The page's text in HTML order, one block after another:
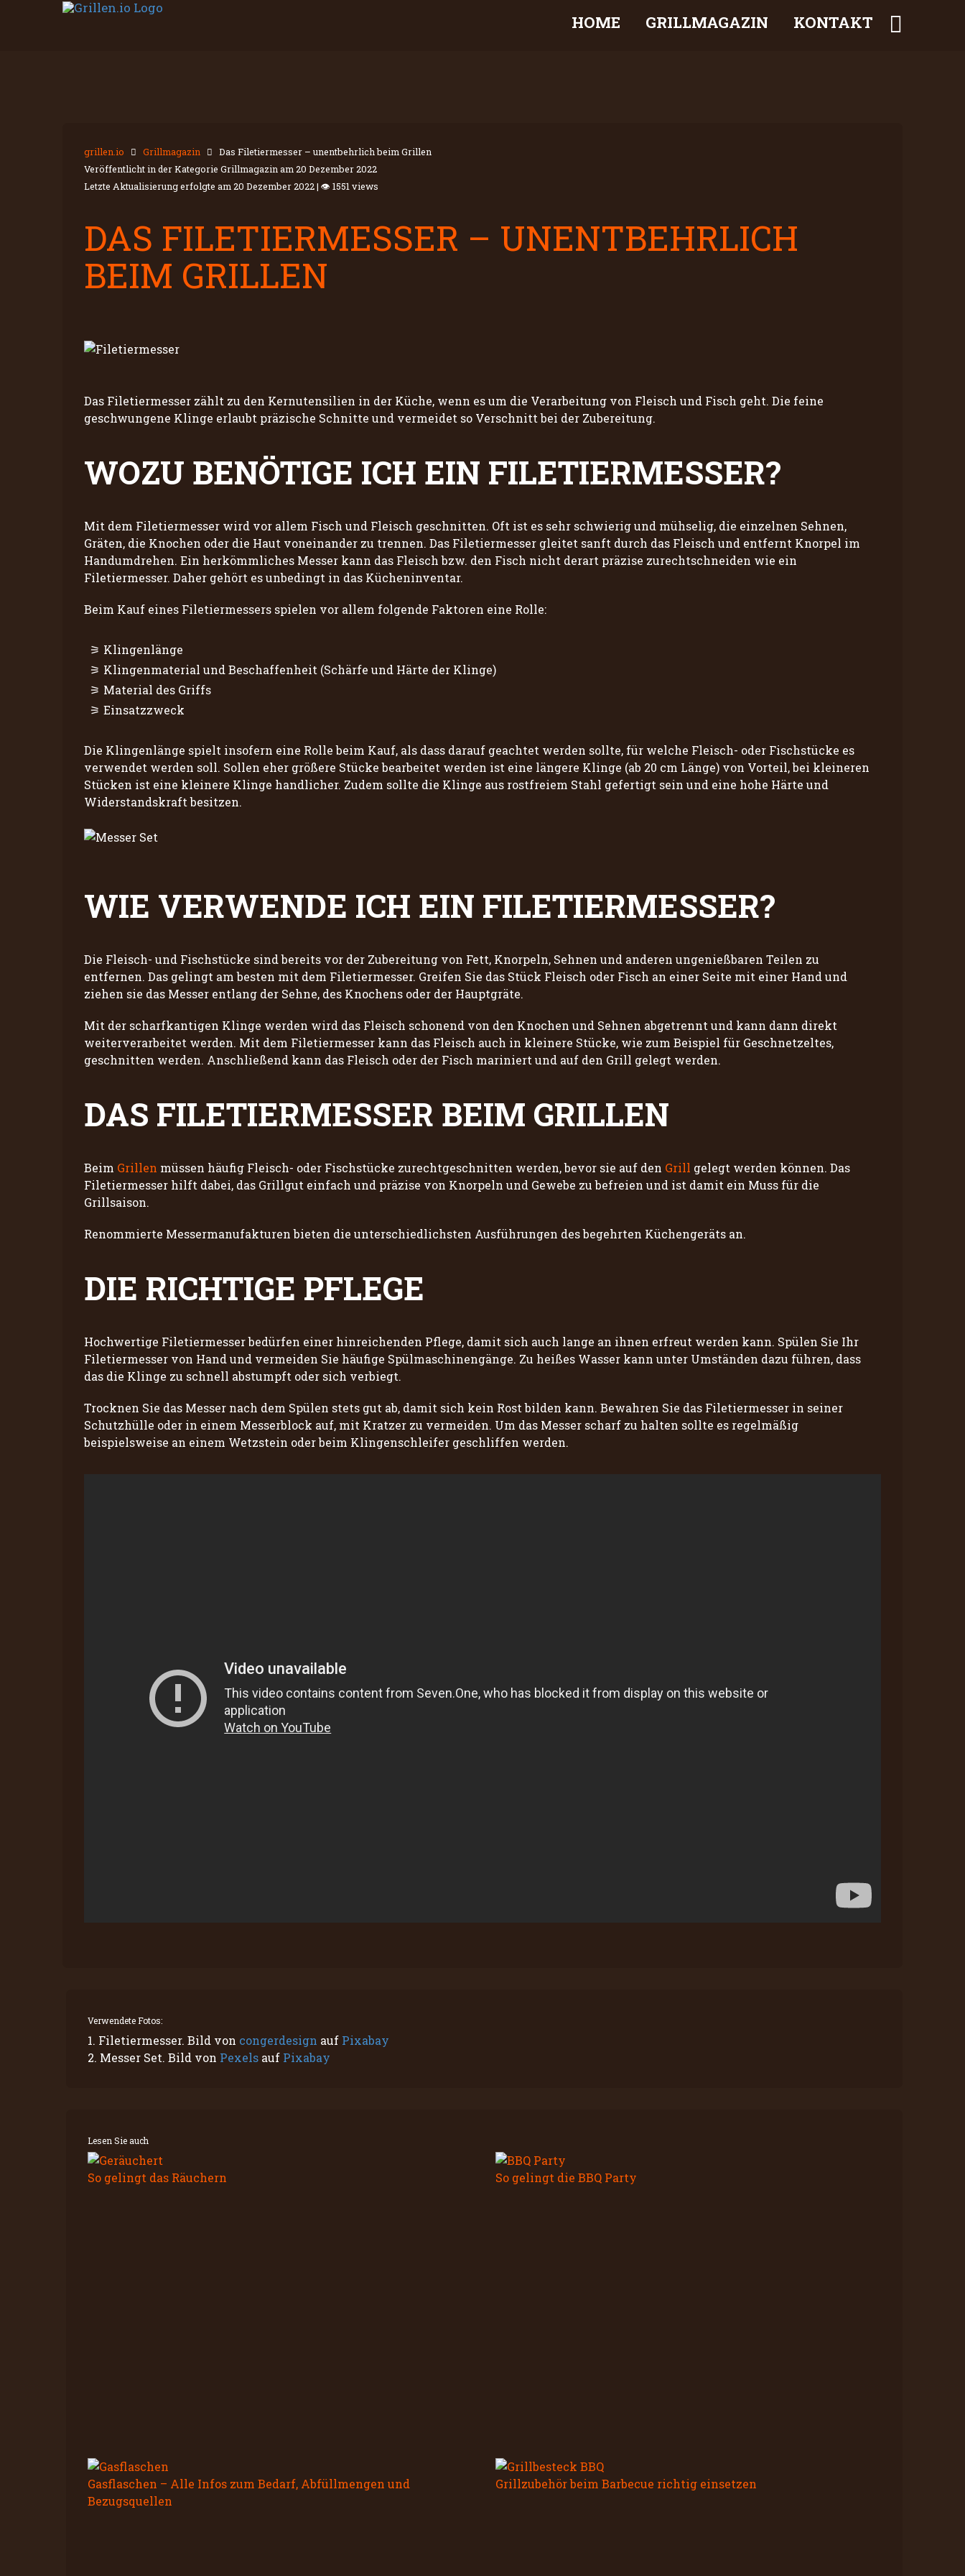
HOME GRILLMAGAZIN KONTAKT
grillen.io Grillmagazin
Das Filetiermesser – unentbehrlich beim Grillen
Veröffentlicht in der Kategorie Grillmagazin am 20 Dezember 2022
Letzte Aktualisierung erfolgte am 20 Dezember 2022| 👁 1551 views
DAS FILETIERMESSER – UNENTBEHRLICH
BEIM GRILLEN
Das Filetiermesser zählt zu den Kernutensilien in der Küche, wenn es um die Verarbeitung von Fleisch und Fisch geht. Die feine
geschwungene Klinge erlaubt präzische Schnitte und vermeidet so Verschnitt bei der Zubereitung.
WOZU BENÖTIGE ICH EIN FILETIERMESSER?
Mit dem Filetiermesser wird vor allem Fisch und Fleisch geschnitten. Oft ist es sehr schwierig und mühselig, die einzelnen Sehnen,
Gräten, die Knochen oder die Haut voneinander zu trennen. Das Filetiermesser gleitet sanft durch das Fleisch und entfernt Knorpel im
Handumdrehen. Ein herkömmliches Messer kann das Fleisch bzw. den Fisch nicht derart präzise zurechtschneiden wie ein
Filetiermesser. Daher gehört es unbedingt in das Kücheninventar.
Beim Kauf eines Filetiermessers spielen vor allem folgende Faktoren eine Rolle:
Klingenlänge
Klingenmaterial und Beschaffenheit (Schärfe und Härte der Klinge)
Material des Griffs
Einsatzzweck
Die Klingenlänge spielt insofern eine Rolle beim Kauf, als dass darauf geachtet werden sollte, für welche Fleisch- oder Fischstücke es
verwendet werden soll. Sollen eher größere Stücke bearbeitet werden ist eine längere Klinge (ab 20 cm Länge) von Vorteil, bei kleineren
Stücken ist eine kleinere Klinge handlicher. Zudem sollte die Klinge aus rostfreiem Stahl gefertigt sein und eine hohe Härte und
Widerstandskraft besitzen.
WIE VERWENDE ICH EIN FILETIERMESSER?
Die Fleisch- und Fischstücke sind bereits vor der Zubereitung von Fett, Knorpeln, Sehnen und anderen ungenießbaren Teilen zu
entfernen. Das gelingt am besten mit dem Filetiermesser. Greifen Sie das Stück Fleisch oder Fisch an einer Seite mit einer Hand und
ziehen sie das Messer entlang der Sehne, des Knochens oder der Hauptgräte.
Mit der scharfkantigen Klinge werden wird das Fleisch schonend von den Knochen und Sehnen abgetrennt und kann dann direkt
weiterverarbeitet werden. Mit dem Filetiermesser kann das Fleisch auch in kleinere Stücke, wie zum Beispiel für Geschnetzeltes,
geschnitten werden. Anschließend kann das Fleisch oder der Fisch mariniert und auf den Grill gelegt werden.
DAS FILETIERMESSER BEIM GRILLEN
Beim Grillen müssen häufig Fleisch- oder Fischstücke zurechtgeschnitten werden, bevor sie auf den Grill gelegt werden können. Das
Filetiermesser hilft dabei, das Grillgut einfach und präzise von Knorpeln und Gewebe zu befreien und ist damit ein Muss für die
Grillsaison.
Renommierte Messermanufakturen bieten die unterschiedlichsten Ausführungen des begehrten Küchengeräts an.
DIE RICHTIGE PFLEGE
Hochwertige Filetiermesser bedürfen einer hinreichenden Pflege, damit sich auch lange an ihnen erfreut werden kann. Spülen Sie Ihr
Filetiermesser von Hand und vermeiden Sie häufige Spülmaschinengänge. Zu heißes Wasser kann unter Umständen dazu führen, dass
das die Klinge zu schnell abstumpft oder sich verbiegt.
Trocknen Sie das Messer nach dem Spülen stets gut ab, damit sich kein Rost bilden kann. Bewahren Sie das Filetiermesser in seiner
Schutzhülle oder in einem Messerblock auf, mit Kratzer zu vermeiden. Um das Messer scharf zu halten sollte es regelmäßig
beispielsweise an einem Wetzstein oder beim Klingenschleifer geschliffen werden.
Verwendete Fotos:
1. Filetiermesser. Bild von congerdesign auf Pixabay
2. Messer Set. Bild von Pexels auf Pixabay
Lesen Sie auch
So gelingt das Räuchern So gelingt die BBQ Party
Gasflaschen – Alle Infos zum Bedarf, Abfüllmengen und
Bezugsquellen
Grillzubehör beim Barbecue richtig einsetzen